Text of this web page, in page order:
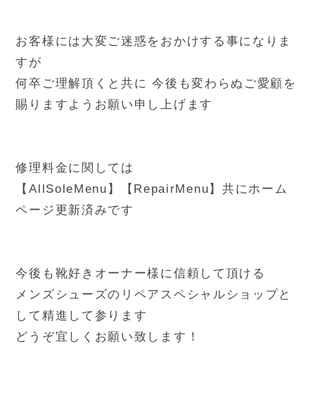
お客様には大変ご迷惑をおかけする事になりま
すが
何卒ご理解頂くと共に 今後も変わらぬご愛顧を
賜りますようお願い申し上げます
修理料金に関しては
【AllSoleMenu】【RepairMenu】共にホーム
ページ更新済みです
今後も靴好きオーナー様に信頼して頂ける
メンズシューズのリペアスペシャルショップと
して精進して参ります
どうぞ宜しくお願い致します！